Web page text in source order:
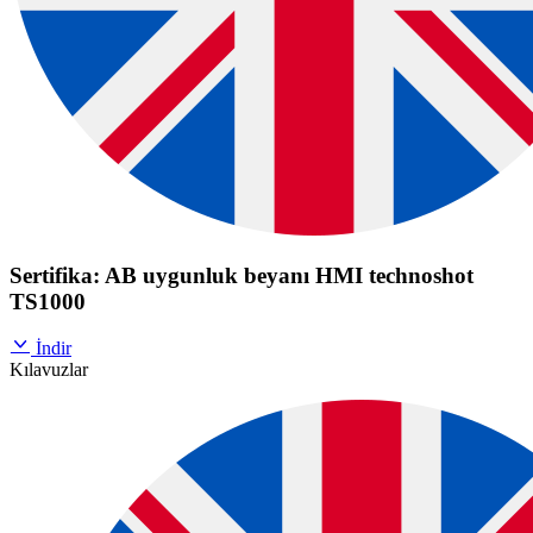
Sertifika: AB uygunluk beyanı HMI technoshot
TS1000
İndir
Kılavuzlar